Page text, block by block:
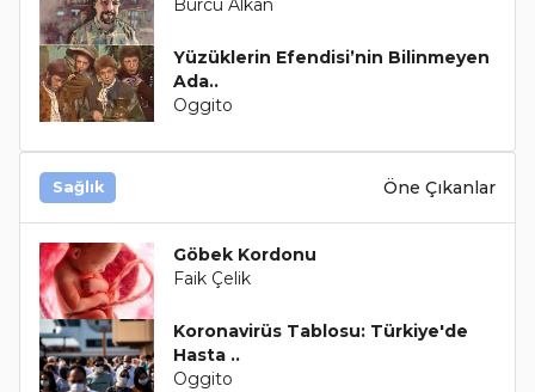
Burcu Alkan
Yüzüklerin Efendisi’nin Bilinmeyen
Ada..
Oggito
Sağlık Öne Çıkanlar
Göbek Kordonu
Faik Çelik
Koronavirüs Tablosu: Türkiye'de
Hasta ..
Oggito